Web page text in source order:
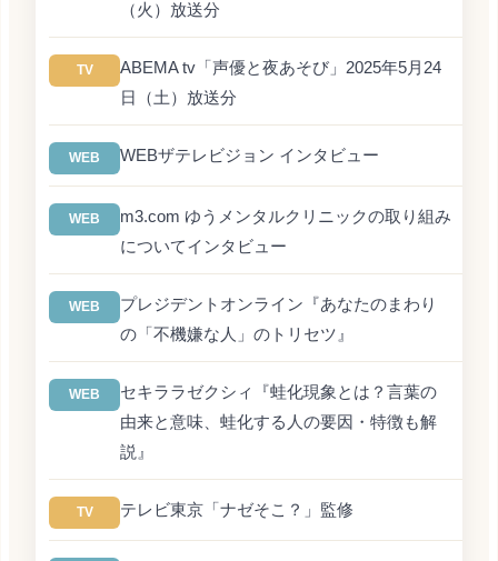
（火）放送分
TV
ABEMA tv「声優と夜あそび」2025年5月24
日（土）放送分
WEB WEBザテレビジョン インタビュー
WEB
m3.com ゆうメンタルクリニックの取り組み
についてインタビュー
WEB
プレジデントオンライン『あなたのまわり
の「不機嫌な人」のトリセツ』
WEB
セキララゼクシィ『蛙化現象とは？言葉の
由来と意味、蛙化する人の要因・特徴も解
説』
TV テレビ東京「ナゼそこ？」監修